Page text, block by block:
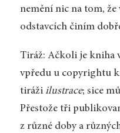
nemění nic na tom,
odstavcích činím
Tiráž: Ačkoli je kniha
vpředu u copyrightu
tiráži ilustrace; sice
Přestože tři
z různé doby a